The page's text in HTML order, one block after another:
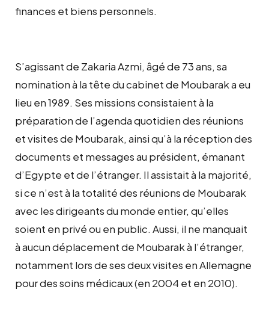
finances et biens personnels.
S’agissant de Zakaria Azmi, âgé de 73 ans, sa
nomination à la tête du cabinet de Moubarak a eu
lieu en 1989. Ses missions consistaient à la
préparation de l’agenda quotidien des réunions
et visites de Moubarak, ainsi qu’à la réception des
documents et messages au président, émanant
d’Egypte et de l’étranger. Il assistait à la majorité,
si ce n’est à la totalité des réunions de Moubarak
avec les dirigeants du monde entier, qu’elles
soient en privé ou en public. Aussi, il ne manquait
à aucun déplacement de Moubarak à l’étranger,
notamment lors de ses deux visites en Allemagne
pour des soins médicaux (en 2004 et en 2010).